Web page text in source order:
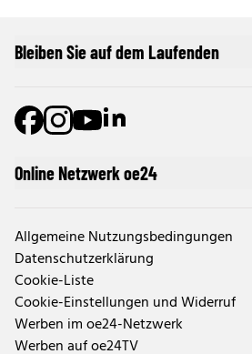
Online Netzwerk oe24
Allgemeine Nutzungsbedingungen
Datenschutzerklärung
Cookie-Liste
Cookie-Einstellungen und Widerruf
Werben im oe24-Netzwerk
Werben auf oe24TV
Bleiben Sie auf dem Laufenden